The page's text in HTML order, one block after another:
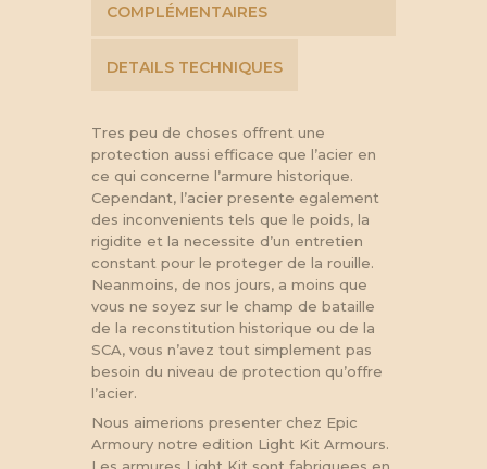
COMPLÉMENTAIRES
DETAILS TECHNIQUES
Tres peu de choses offrent une
protection aussi efficace que l’acier en
ce qui concerne l’armure historique.
Cependant, l’acier presente egalement
des inconvenients tels que le poids, la
rigidite et la necessite d’un entretien
constant pour le proteger de la rouille.
Neanmoins, de nos jours, a moins que
vous ne soyez sur le champ de bataille
de la reconstitution historique ou de la
SCA, vous n’avez tout simplement pas
besoin du niveau de protection qu’offre
l’acier.
Nous aimerions presenter chez Epic
Armoury notre edition Light Kit Armours.